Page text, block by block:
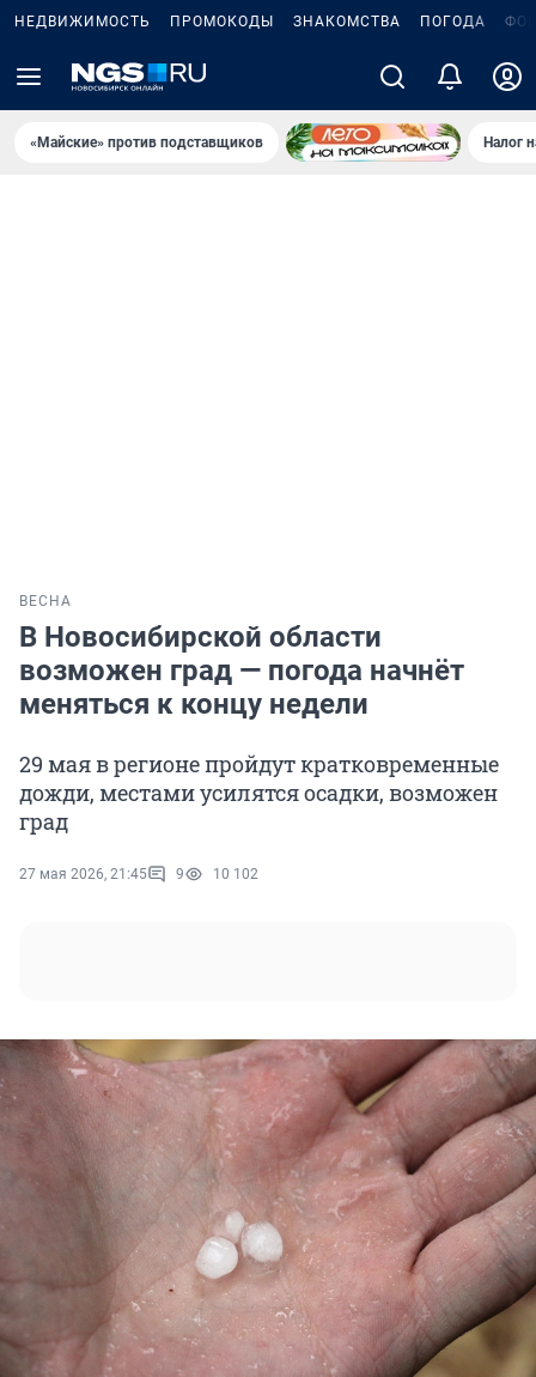
НЕДВИЖИМОСТЬ ПРОМОКОДЫ ЗНАКОМСТВА ПОГОДА
«Майские» против подставщиков Налог
ВЕСНА
В Новосибирской области
возможен град — погода начнёт
меняться к концу недели
29 мая в регионе пройдут кратковременные
дожди, местами усилятся осадки, возможен
град
27 мая 2026, 21:45 9 10 102